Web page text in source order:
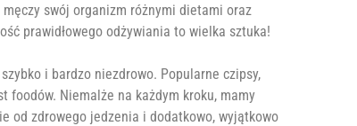
swój organizm różnymi dietami oraz
prawidłowego odżywiania to wielka sztuka!
i bardzo niezdrowo. Popularne czipsy,
foodów. Niemalże na każdym kroku, mamy
od zdrowego jedzenia i dodatkowo, wyjątkowo